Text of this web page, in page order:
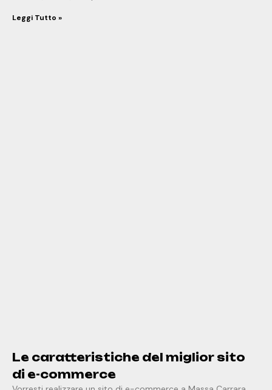
Leggi Tutto »
Le caratteristiche del miglior sito
di e-commerce